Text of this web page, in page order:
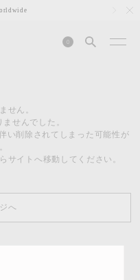
0
せん。
せんでした。
い削除されてしまった可能性が
サイトへ移動してください。
へ